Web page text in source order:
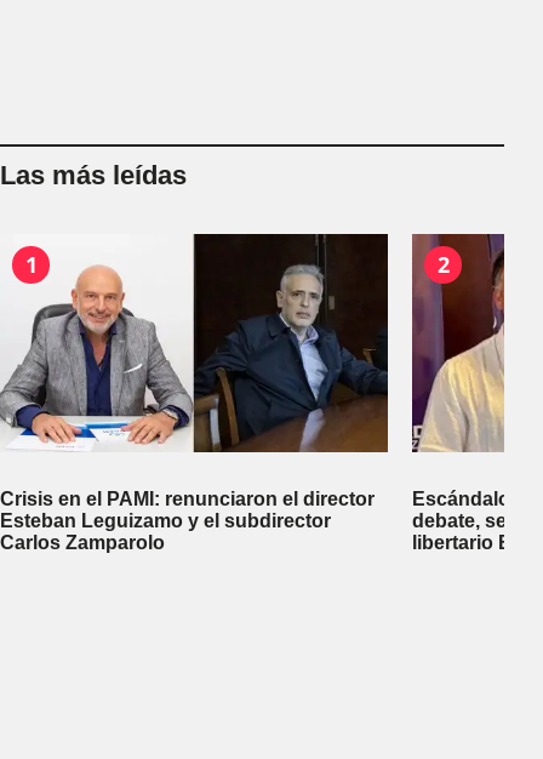
Las más leídas
1
Crisis en el PAMI: renunciaron el director
Esteban Leguizamo y el subdirector
Carlos Zamparolo
2
Escándalo
debate, se
libertario